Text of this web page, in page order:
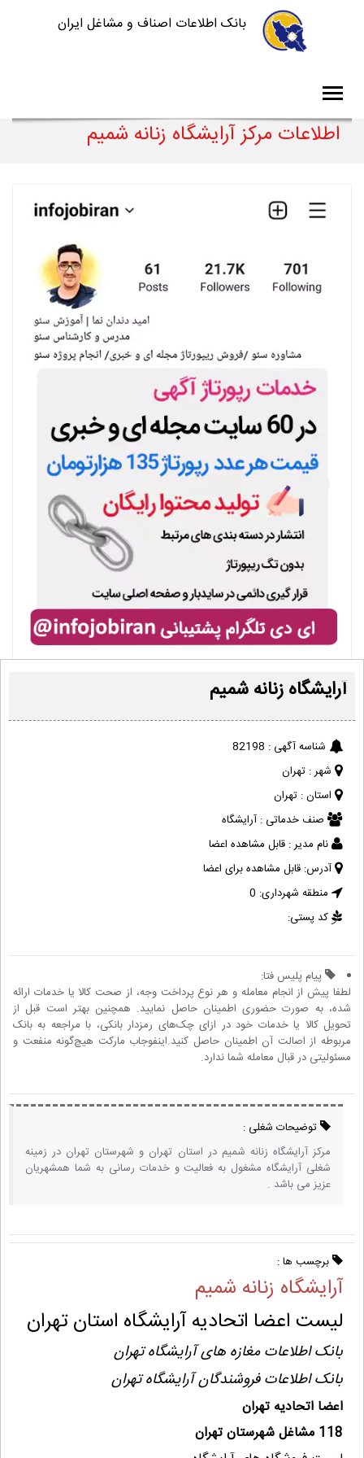
بانک اطلاعات اصناف و مشاغل ایران
اطلاعات مرکز آرایشگاه زنانه شمیم
آرایشگاه زنانه شمیم
شناسه آگهی : 82198
شهر : تهران
استان : تهران
صنف خدماتی : آرایشگاه
نام مدیر : قابل مشاهده اعضا
آدرس: قابل مشاهده برای اعضا
منطقه شهرداری: 0
کد پستی:
پیام پلیس فتا:
لطفا پیش از انجام معامله و هر نوع پرداخت وجه، از صحت کالا یا خدمات ارائه
شده، به صورت حضوری اطمینان حاصل نمایید. همچنین بهتر است قبل از
تحویل کالا یا خدمات خود در ازای چک‌های رمزدار بانکی، با مراجعه به بانک
مربوطه از اصالت آن اطمینان حاصل کنید.اینفوجاب مارکت هیچ‌گونه منفعت و
مسئولیتی در قبال معامله شما ندارد.
توضیحات شغلی :
مرکز آرایشگاه زنانه شمیم در استان تهران و شهرستان تهران در زمینه
شغلی آرایشگاه مشغول به فعالیت و خدمات رسانی به شما همشهریان
عزیز می باشد .
برچسب ها :
آرایشگاه زنانه شمیم
لیست اعضا اتحادیه آرایشگاه استان تهران
بانک اطلاعات مغازه های آرایشگاه تهران
بانک اطلاعات فروشندگان آرایشگاه تهران
اعضا اتحادیه تهران
118 مشاغل شهرستان تهران